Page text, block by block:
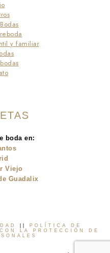
y familiar
boda en:
Viejo
Guadalix
POLÍTICA DE
LA PROTECCIÓN DE